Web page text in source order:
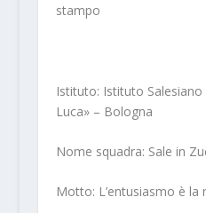
stampo
Istituto: Istituto Salesiano
Luca» – Bologna
Nome squadra: Sale in
Motto: L’entusiasmo è la